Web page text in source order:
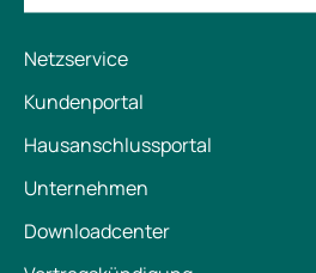
Netzservice
Kundenportal
Hausanschlussportal
Unternehmen
Downloadcenter